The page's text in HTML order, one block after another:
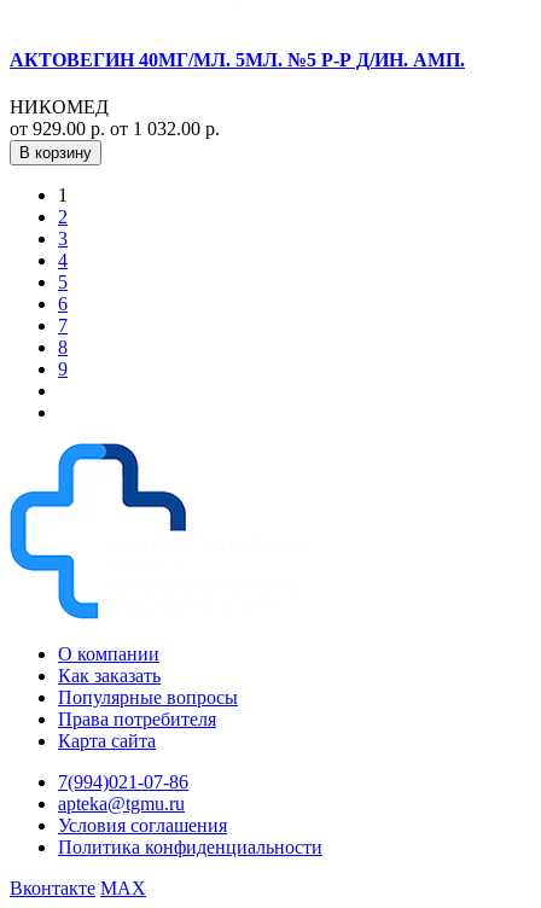
АКТОВЕГИН 40МГ/МЛ. 5МЛ. №5 Р-Р Д/ИН. АМП.
НИКОМЕД
от 929.00 р. от 1 032.00 р.
В корзину
1
2
3
4
5
6
7
8
9
О компании
Как заказать
Популярные вопросы
Права потребителя
Карта сайта
7(994)021-07-86
apteka@tgmu.ru
Условия соглашения
Политика конфиденциальности
Вконтакте MAX